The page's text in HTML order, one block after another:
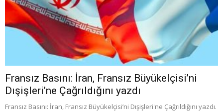
Fransız Basını: İran, Fransız Büyükelçisi’ni
Dışişleri’ne Çağrıldığını yazdı
Fransız Basını: İran, Fransız Büyükelçisi’ni Dışişleri'ne Çağrıldığını yazdı.